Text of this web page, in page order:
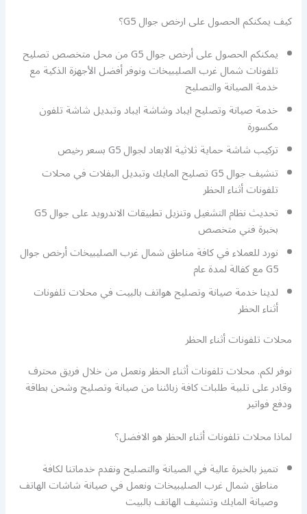
كيف يمكنكم الحصول على ارخص جوال G5؟
يمكنكم الحصول على أرخص جوال G5 من محل متخصص تصليح
تلفونات شمال غرب الصليبيخات ونوفر أفضل الأجهزة الذكية مع
خدمة الصيانة والتصليح
خدمة صيانة وتصليح ايباد وشاشة ايباد وتبديل شاشة تلفون
مكسورة
تركيب شاشة حماية ثلاثية الابعاد لجوال G5 بسعر رخيص
تنشيف جوال G5 تصليح المايك وتبديل البفلات في محلات
تلفونات أثناء الحظر
تحديث نظام التشغيل وتنزيل تطبيقات الاندرويد على جوال G5
بخبرة فني متخصص
نورد للعملاء في كافة مناطق شمال غرب الصليبيخات أرخص جوال
G5 مع كفالة لمدة عام
لدينا خدمة صيانة وتصليح هواتف بالبيت في محلات تلفونات
أثناء الحظر
محلات تلفونات أثناء الحظر
نوفر لكم. محلات تلفونات أثناء الحظر ونعمل من خلال فريق محترف
وقادر على تلبية طلبات كافة زبائننا من صيانة وتصليح وشحن بطاقة
ودفع فواتير
لماذا محلات تلفونات أثناء الحظر هو الافضل؟
نتميز بالخبرة عالية في الصيانة والتصليح ونقدم خدماتنا لكافة
مناطق شمال غرب الصليبيخات ونعمل في صيانة شاشات الهاتف
وصيانة المايك وتنشيف الهاتف بالبيت